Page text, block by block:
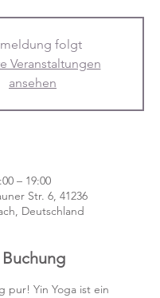
folgt
Veranstaltungen
ansehen
– 19:00
Str. 6, 41236
Deutschland
pur! Yin Yoga ist ein